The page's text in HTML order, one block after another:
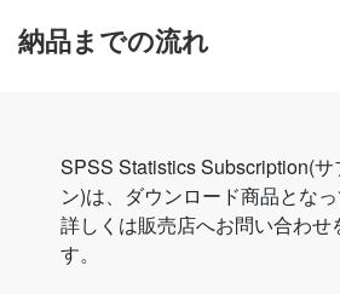
納品までの流れ
SPSS Statistics Subscription(サ
ン)は、ダウンロード商品となっ
詳しくは販売店へお問い合わせ
す。